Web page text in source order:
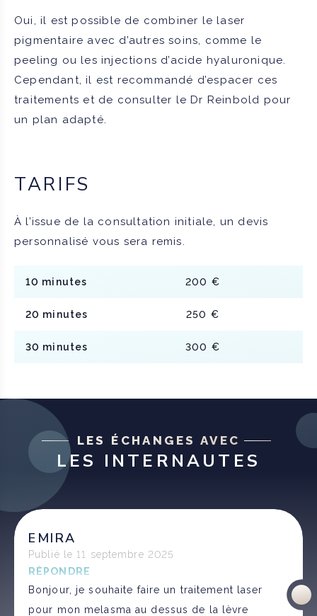
Oui, il est possible de combiner le laser
pigmentaire avec d’autres soins, comme le
peeling ou les injections d’acide hyaluronique.
Cependant, il est recommandé d’espacer ces
traitements et de consulter le Dr Reinbold pour
un plan adapté.
TARIFS
À l’issue de la consultation initiale, un devis
personnalisé vous sera remis.
10 minutes 200 €
20 minutes 250 €
30 minutes 300 €
LES ÉCHANGES AVEC
LES INTERNAUTES
EMIRA
Publié le 11 septembre 2025
RÉPONDRE
Bonjour, je souhaite faire un traitement laser
pour mon melasma au dessus de la lèvre